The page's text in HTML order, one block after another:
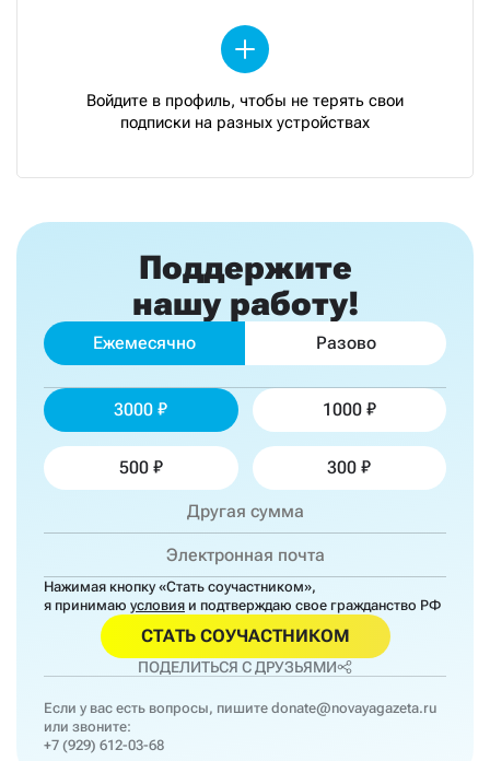
Войдите в профиль, чтобы не терять свои
подписки на разных устройствах
Поддержите
нашу работу!
Ежемесячно Разово
3000 1000
500 300
Нажимая кнопку «Стать соучастником»,
я принимаю условия и подтверждаю свое гражданство РФ
СТАТЬ СОУЧАСТНИКОМ
ПОДЕЛИТЬСЯ С ДРУЗЬЯМИ
Если у вас есть вопросы, пишите donate@novayagazeta.ru
или звоните:
+7 (929) 612-03-68